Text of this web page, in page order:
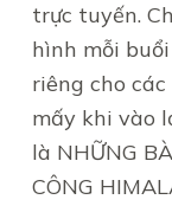
trực tuyến.
hình mỗi
riêng cho
mấy khi vào
là NHỮNG
CÔNG